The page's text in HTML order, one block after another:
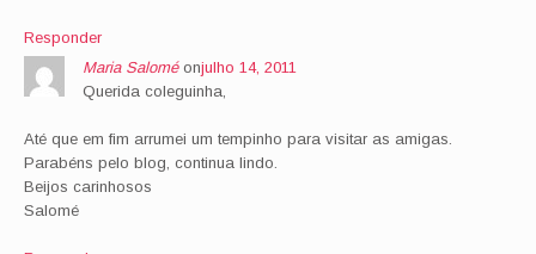
Responder
Maria Saloméonjulho 14, 2011
Querida coleguinha,
Até que em fim arrumei um tempinho para visitar as amigas.
Parabéns pelo blog, continua lindo.
Beijos carinhosos
Salomé